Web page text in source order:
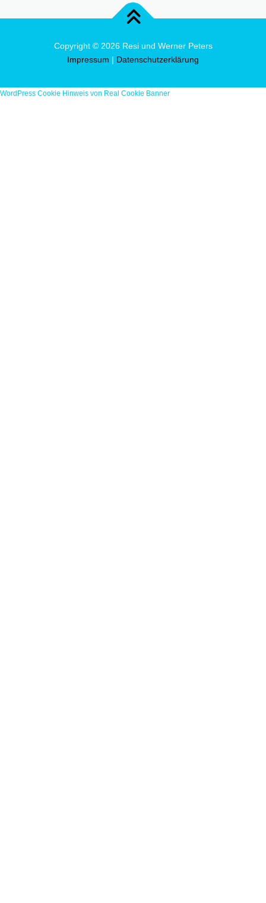
Copyright © 2026 Resi und Werner Peters
Impressum | Datenschutzerklärung
WordPress Cookie Hinweis von Real Cookie Banner